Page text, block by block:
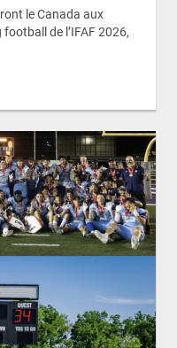
le Canada aux
de l’IFAF 2026,